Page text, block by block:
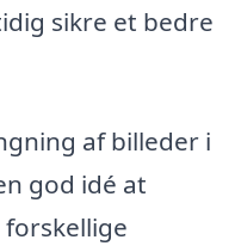
sikre et bedre
af billeder i
god idé at